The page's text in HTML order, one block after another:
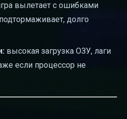
вылетает с ошибками
долго
высокая загрузка ОЗУ, лаги
если процессор не